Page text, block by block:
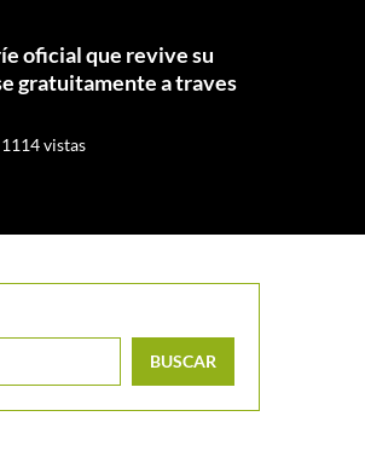
oficial que revive su
gratuitamente a traves
1114vistas
BUSCAR